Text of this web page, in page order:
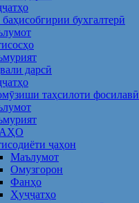
бухгалтерӣ
дарсӣ
таҳсилоти фосилавӣ
ҷаҳон
Маълумот
Омузгорон
Фанҳо
Ҳуҷҷатҳо